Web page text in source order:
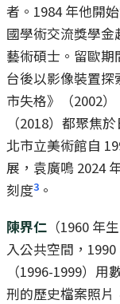
者。1984 年他開
國學術交流獎學金
藝術碩士。留歐
台後以影像裝置
市失格》（2002
（2018）都聚焦
北市立美術館自
展，袁廣鳴 2024
刻度3 。
陳界仁 （1960 年
入公共空間，
（1996-1999）
刑的歷史檔案照片